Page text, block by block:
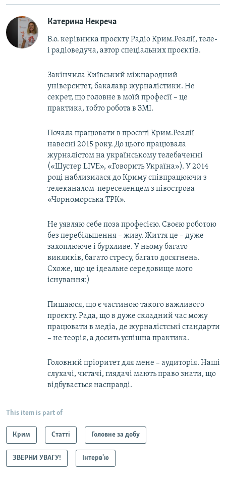
Катерина Некреча
В.о. керівника проєкту Радіо Крим.Реалії, теле-
і радіоведуча, автор спеціальних проєктів.
Закінчила Київський міжнародний
університет, бакалавр журналістики. Не
секрет, що головне в моїй професії – це
практика, тобто робота в ЗМІ.
Почала працювати в проєкті Крим.Реалії
навесні 2015 року. До цього працювала
журналістом на українському телебаченні
(«Шустер LIVE», «Говорить Україна»). У 2014
році наблизилася до Криму співпрацюючи з
телеканалом-переселенцем з півострова
«Чорноморська ТРК».
Не уявляю себе поза професією. Своєю роботою
без перебільшення – живу. Життя це – дуже
захоплююче і бурхливе. У ньому багато
викликів, багато стресу, багато досягнень.
Схоже, що це ідеальне середовище мого
існування:)
Пишаюся, що є частиною такого важливого
проєкту. Рада, що в дуже складний час можу
працювати в медіа, де журналістські стандарти
– не теорія, а досить успішна практика.
Головний пріоритет для мене – аудиторія. Наші
слухачі, читачі, глядачі мають право знати, що
відбувається насправді.
This item is part of
Крим Статті Головне за добу
ЗВЕРНИ УВАГУ! Інтерв'ю